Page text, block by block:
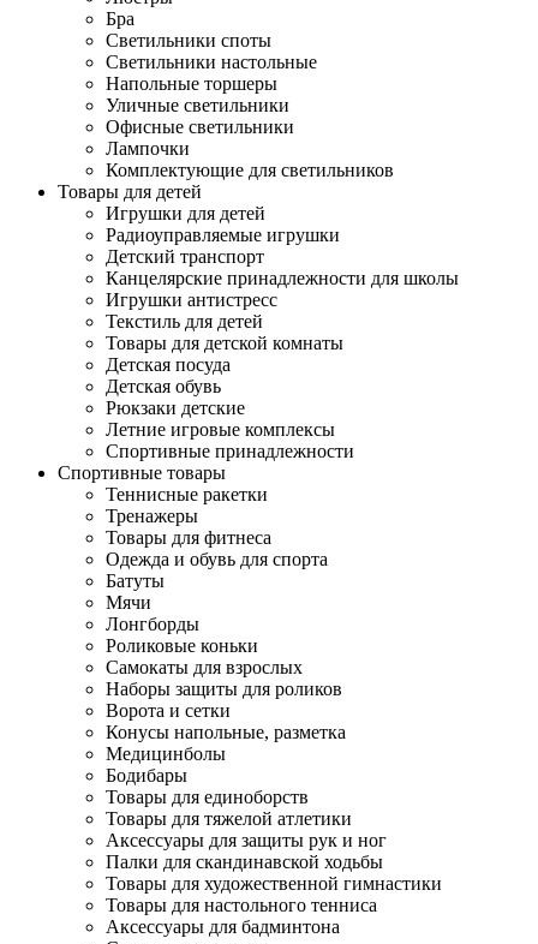
Бра
Светильники споты
Светильники настольные
Напольные торшеры
Уличные светильники
Офисные светильники
Лампочки
Комплектующие для светильников
Товары для детей
Игрушки для детей
Радиоуправляемые игрушки
Детский транспорт
Канцелярские принадлежности для школы
Игрушки антистресс
Текстиль для детей
Товары для детской комнаты
Детская посуда
Детская обувь
Рюкзаки детские
Летние игровые комплексы
Спортивные принадлежности
Спортивные товары
Теннисные ракетки
Тренажеры
Товары для фитнеса
Одежда и обувь для спорта
Батуты
Мячи
Лонгборды
Роликовые коньки
Самокаты для взрослых
Наборы защиты для роликов
Ворота и сетки
Конусы напольные, разметка
Медицинболы
Бодибары
Товары для единоборств
Товары для тяжелой атлетики
Аксессуары для защиты рук и ног
Палки для скандинавской ходьбы
Товары для художественной гимнастики
Товары для настольного тенниса
Аксессуары для бадминтона